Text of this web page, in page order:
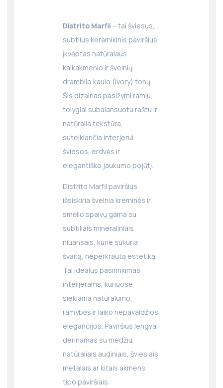
Distrito Marfil – tai šviesus,
subtilus keramikinis paviršius,
įkvėptas natūralaus
kalkakmenio ir švelnių
dramblio kaulo (ivory) tonų.
Šis dizainas pasižymi ramiu,
tolygiai subalansuotu raštu ir
natūralia tekstūra,
suteikiančia interjerui
šviesos, erdvės ir
elegantiško jaukumo pojūtį.
Distrito Marfil paviršius
išsiskiria švelnia kreminės ir
smėlio spalvų gama su
subtiliais mineraliniais
niuansais, kurie sukuria
švarią, neperkrautą estetiką.
Tai idealus pasirinkimas
interjerams, kuriuose
siekiama natūralumo,
ramybės ir laiko nepavaldžios
elegancijos. Paviršius lengvai
derinamas su medžiu,
natūraliais audiniais, šviesiais
metalais ar kitais akmens
tipo paviršiais.